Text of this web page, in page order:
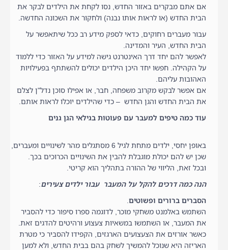
אם אתם מבקרים באזור החדש, נסו לקחת את הילדים לבקר את
הבית החדש (או לראות אותו נבנה) ולחקור את השכונה החדשה.
עבור מעברים רחוקים, כדאי לספק מידע רב ככל שיתאפשר על
הבית החדש, העיר והמדינה.
לאפשר להם יחד דרך האינטרנט גישה למידע על האזור כדי ללמוד
על הקהילה. חפשו יחד היכן הילדים יכולים להשתתף בפעילויות
האהובות עליהם.
אם אפשר לבקש מקרוב משפחה, חבר, או אפילו סוכן נדל"ן לצלם
את הבית החדש והגן החדש – כדי שהילדים יוכלו לראות אותם.
עוד כמה טיפים למעבר עם פעוטות בגילאי הגן גנים
באופן יחסי, ילדים מתחת לגיל 6 מסתגלים מהר לשינויים ומעברים,
שכן יש להם יכולת מוגבלת להבין את השינויים הכרוכים בכך.
ובכל זאת, הליווי של ההורה בתהליך הוא קריטי.
הנה כמה דרכים להקל על המעבר עבור ילדים צעירים:
הסברים ברורים ופשוטים.
השתמש באלמנט משחקי מוכר, לדוגמה ספרו סיפור כדי להסביר
את המעבר, או השתמשו במשאיות צעצוע ורהיטים להדגים זאת.
כאשר אורזים את הצעצועים הארגזים, הקפידו להסביר כי מטרת
האריזה היא שנוכל להמשיך לשחק בהם בבית החדש, ולא למען